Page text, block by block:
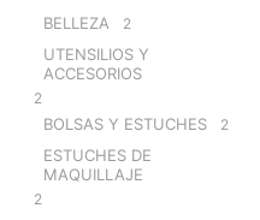
BELLEZA 2
UTENSILIOS Y
ACCESORIOS
2
BOLSAS Y ESTUCHES 2
ESTUCHES DE
MAQUILLAJE
2